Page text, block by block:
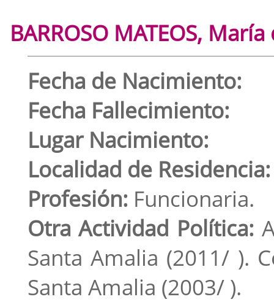
BARROSO MATEOS,
Fecha de Nacimiento:
Fecha Fallecimiento:
Lugar Nacimiento:
Localidad de Residencia:
Profesión: Funcionaria.
Otra Actividad Política:
Santa Amalia (2011/ ).
Santa Amalia (2003/ ).